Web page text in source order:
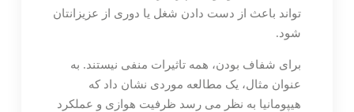
تواند باعث از دست دادن شغل یا دوری از عزیزانتان
شود.
برای شفاف بودن، همه تاثیرات منفی نیستند. به
عنوان مثال، یک مطالعه موردی نشان داد که
هیپومانیا به نظر می رسد ظرفیت هوازی و عملکرد